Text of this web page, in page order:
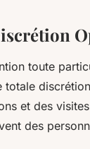
toute
totale
et des
des